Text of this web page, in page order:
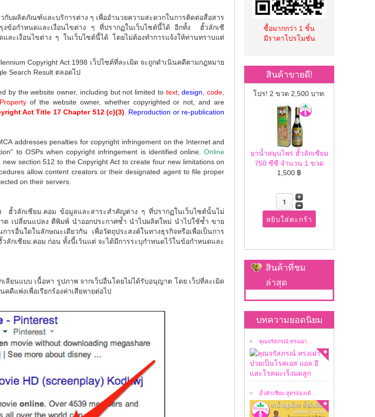
บผลิตภัณฑ์และบริการต่าง ๆ เพื่ออำนวยความสะดวกในการติดต่อสื่อสาร
ข้อกำหนดและเงื่อนไขต่าง ๆ ที่ปรากฏในเว็บไซต์นี้ได้ อีกทั้ง ฮั้วลักเซี
ะเงื่อนไขต่าง ๆ ในเว็บไซต์นี้ได้ โดยไม่ต้องทำการแจ้งให้ท่านทราบแต่
Copyright Act 1998 เว็ปไซต์ที่ละเมิด จะถูกดำเนินคดีตามกฎหมาย
Search Result ตลอดไป
by the website owner, including but not limited to text,design ,code
of the website owner, whether copyrighted or not, and are
Act Title 17 Chapter 512 (c)(3)
Reproduction or re-publication
addresses penalties for copyright infringement on the Internet and
to OSPs when copyright infringement is identified online.Online
section 512 to the Copyright Act to create four new limitations on
allow content creators or their designated agent to file proper
on their servers.
วลักเซียม.คอม ข้อมูลและสาระสำคัญต่าง ๆ ที่ปรากฏในเว็บไซต์นั้นไม่
ต เปลี่ยนแปลง ตีพิมพ์ นำออกประกาศซ้ำ นำไปผลิตใหม่ นำไปใช้ซ้ำ ขาย
รอื่นใดในลักษณะเดียวกัน เพื่อวัตถุประสงค์ในทางธุรกิจหรือเพื่อเป็นการ
กเซียม.คอม ก่อน ทั้งนี้เว้นแต่ จะได้มีการระบุกำหนดไว้ในข้อกำหนดและ
ลียนแบบ เนื้อหา รูปภาพ จากเว็ปอื่นโดยไม่ได้รับอนุญาต โดย เว็ปที่ละเมิด
ดีแพ่งเพื่อเรียกร้องค่าเสียหายต่อไป
ซื้อมากกว่า 1 ชิ้น
มีราคาโปรโมชั่น
สินค้าขายดี!
โปร! 2 ขวด 2,500 บาท.
ยาน้ำสมุนไพร ฮั้วลักเซียม
750 ซีซี จำนวน 1 ขวด
1,500 ฿
สินค้าที่ชม
ล่าสุด
บทความยอดนิยม
คุณจรัสภรณ์ ทรงเผ่า ...
ป่วยเป็นโรคเอส แอล อี
ฮั้วลักเซียม สูตรฮ่องเต้ ...
เป็น ยาน้ำสมุนไพร
สูตรต้นตำรับฮ่องเต้ ...